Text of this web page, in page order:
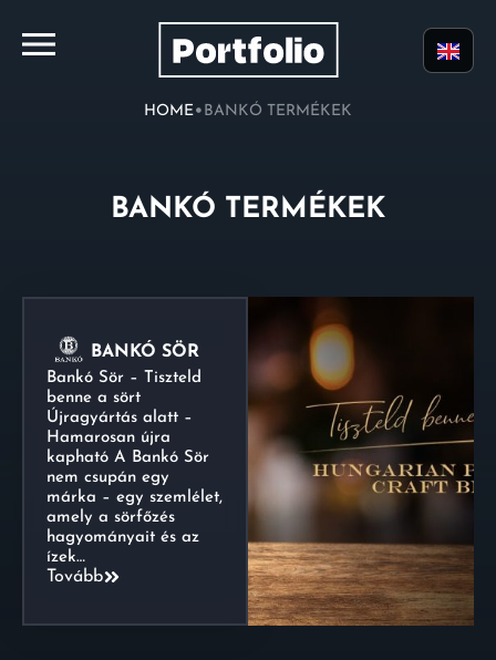
HOME• BANKÓ TERMÉKEK
BANKÓ TERMÉKEK
BANKÓ SÖR
Bankó Sör – Tiszteld
benne a sört
Újragyártás alatt –
Hamarosan újra
kapható A Bankó Sör
nem csupán egy
márka – egy szemlélet,
amely a sörfőzés
hagyományait és az
ízek…
Tovább